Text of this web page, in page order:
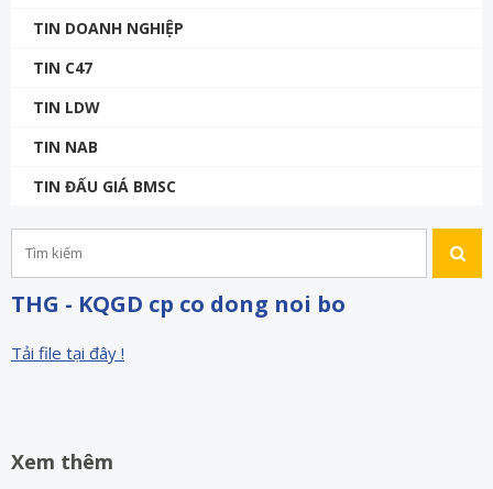
TIN DOANH NGHIỆP
TIN C47
TIN LDW
TIN NAB
TIN ĐẤU GIÁ BMSC
THG - KQGD cp co dong noi bo
Tải file tại đây !
Xem thêm